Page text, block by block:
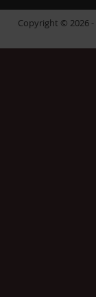
Copyright © 2026 -